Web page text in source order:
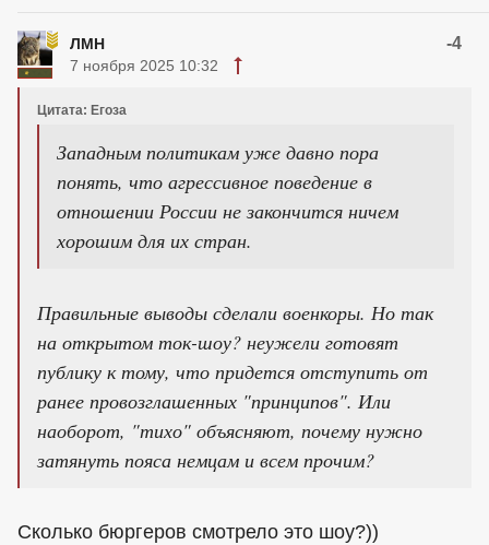
ЛМН -4
7 ноября 2025 10:32
Цитата: Егоза
Западным политикам уже давно пора
понять, что агрессивное поведение в
отношении России не закончится ничем
хорошим для их стран.
Правильные выводы сделали военкоры. Но так
на открытом ток-шоу? неужели готовят
публику к тому, что придется отступить от
ранее провозглашенных "принципов". Или
наоборот, "тихо" объясняют, почему нужно
затянуть пояса немцам и всем прочим?
Сколько бюргеров смотрело это шоу?))